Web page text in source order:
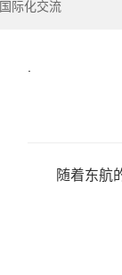
国际化交流
随着东航